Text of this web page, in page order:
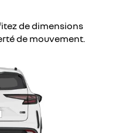
de dimensions
de mouvement.